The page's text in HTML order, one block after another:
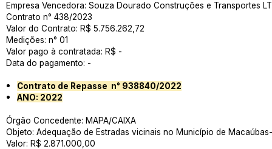
Empresa Vencedora: Souza Dourado Construções e Transportes
Contrato n° 438/2023
Valor do Contrato: R$ 5.756.262,72
Medições: n° 01
Valor pago à contratada: R$ -
Data do pagamento: -
Contrato de Repasse n° 938840/2022
ANO: 2022
Órgão Concedente: MAPA/CAIXA
Objeto: Adequação de Estradas vicinais no Município de
Valor: R$ 2.871.000,00